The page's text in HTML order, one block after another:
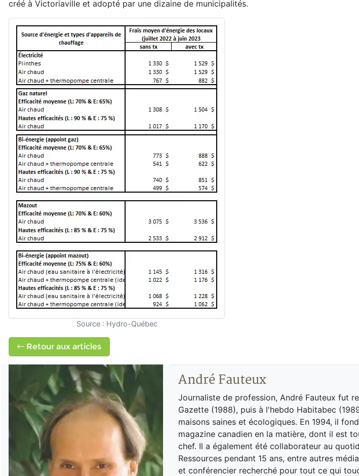
créé à Victoriaville et adopté par une dizaine de municipalités.
Source : Hydro-Québec
Retour aux articles
André Fauteux
Journaliste de profession, André Fauteux fut
Gazette (1988), puis à l'hebdo Habitabec
maisons saines et écologiques. En 1994, il
magazine canadien en la matière, dont il est
chef. Il a également été collaborateur au
Ressources pendant 15 ans, entre autres
et conférencier recherché pour tout ce qui